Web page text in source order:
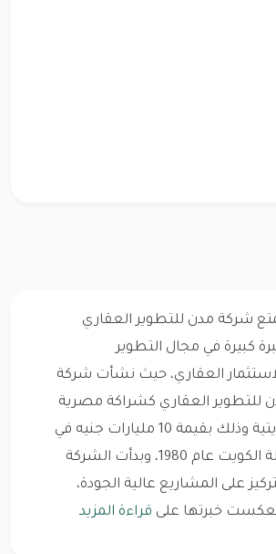
شركة مدن للتطوير العقاري
كبيرة في مجال التطوير
العقاري، حيث نشأت شركة
للتطوير العقاري كشراكة مصرية
كويتية وذلك بقيمة 10 مليارات جنيه في
دولة الكويت عام 1980، وبدأت الشركة
على المشاريع عالية الجودة،
خبرتها على قراءة المزيد